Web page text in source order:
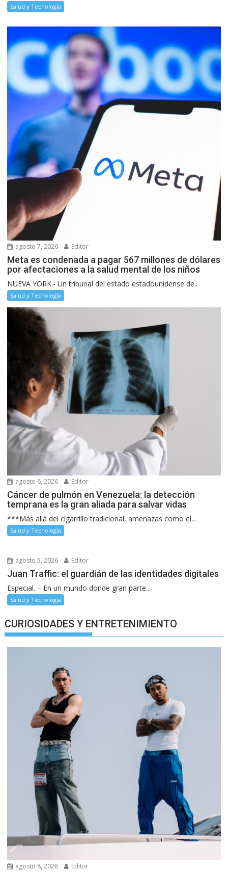
Salud y Tecnología
agosto 7, 2026 Editor
Meta es condenada a pagar 567 millones de dólares
por afectaciones a la salud mental de los niños
NUEVA YORK.- Un tribunal del estado estadounidense de...
Salud y Tecnología
agosto 6, 2026 Editor
Cáncer de pulmón en Venezuela: la detección
temprana es la gran aliada para salvar vidas
***Más allá del cigarrillo tradicional, amenazas como el...
Salud y Tecnología
agosto 5, 2026 Editor
Juan Traffic: el guardián de las identidades digitales
Especial. – En un mundo donde gran parte...
Salud y Tecnología
CURIOSIDADES Y ENTRETENIMIENTO
agosto 8, 2026 Editor